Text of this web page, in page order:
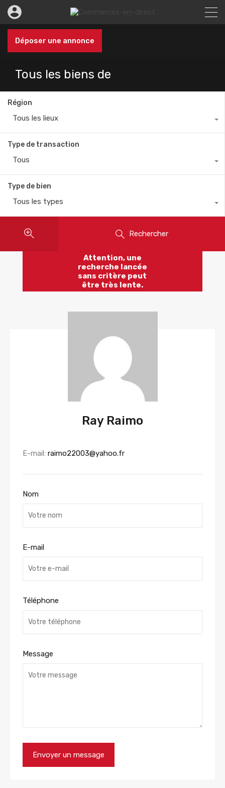
Déposer une annonce
Tous les biens de
Région
Tous les lieux
Type de transaction
Tous
Type de bien
Tous les types
Rechercher
Attention, une
recherche lancée
sans critère peut
être très lente.
Ray Raimo
E-mail: raimo22003@yahoo.fr
Nom
E-mail
Téléphone
Message